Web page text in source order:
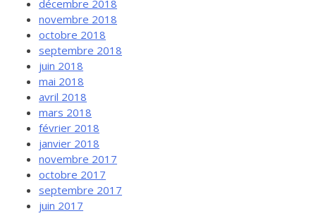
décembre 2018
novembre 2018
octobre 2018
septembre 2018
juin 2018
mai 2018
avril 2018
mars 2018
février 2018
janvier 2018
novembre 2017
octobre 2017
septembre 2017
juin 2017